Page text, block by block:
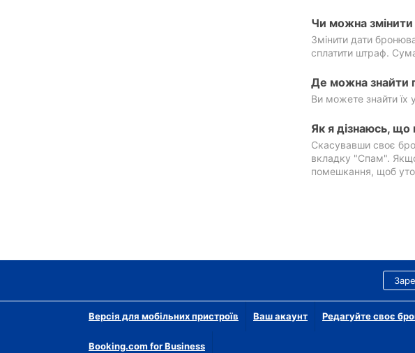
Чи можна змінити
Змінити дати
сплатити штраф.
Де можна знайти
Ви можете знайти їх
Як я дізнаюсь,
Скасувавши своє
вкладку "Спам".
помешкання, щоб
Версія для мобільних пристроїв Ваш акаунт Редагуйте своє
Booking.com for Business